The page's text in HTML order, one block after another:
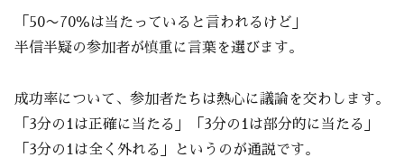
「50〜70％は当たっていると言われるけど」
半信半疑の参加者が慎重に言葉を選びます。
成功率について、参加者たちは熱心に議論を交わします。
「3分の1は正確に当たる」「3分の1は部分的に当たる」
「3分の1は全く外れる」というのが通説です。